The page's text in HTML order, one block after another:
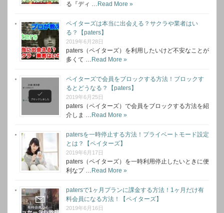
る『ディ … Read More »
ペイターズは本当に出会える？サクラや業者はい
る？【paters】
2019年6月28日
paters（ペイターズ）を利用したいけど不安なことが
多くて … Read More »
ペイターズで会員をブロックする方法！ブロックす
るとどうなる？【paters】
2019年6月25日
paters（ペイターズ）で会員をブロックする方法を紹
介しま … Read More »
patersを一時停止する方法！プライベートモード設定
とは？【ペイターズ】
2019年6月17日
paters（ペイターズ）を一時利用停止したいときに便
利なプ … Read More »
patersで1ヶ月プランに課金する方法！1ヶ月だけ有
料会員になる方法！【ペイターズ】
2019年6月16日